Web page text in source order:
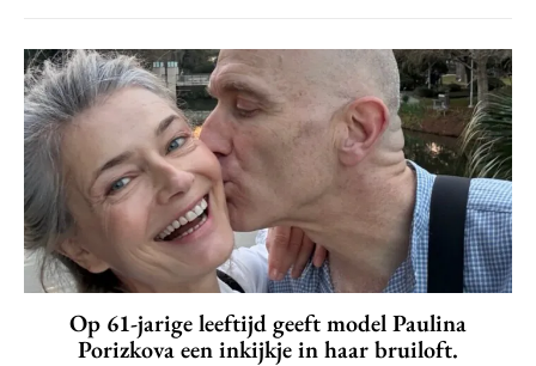
Op 61-jarige leeftijd geeft model Paulina
Porizkova een inkijkje in haar bruiloft.